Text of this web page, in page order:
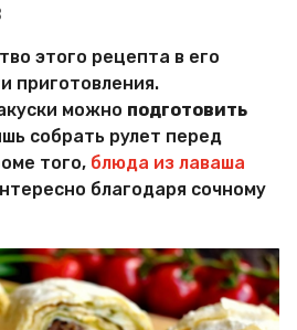
этого рецепта в его
приготовления.
можно подготовить
собрать рулет перед
того, блюда из лаваша
благодаря сочному